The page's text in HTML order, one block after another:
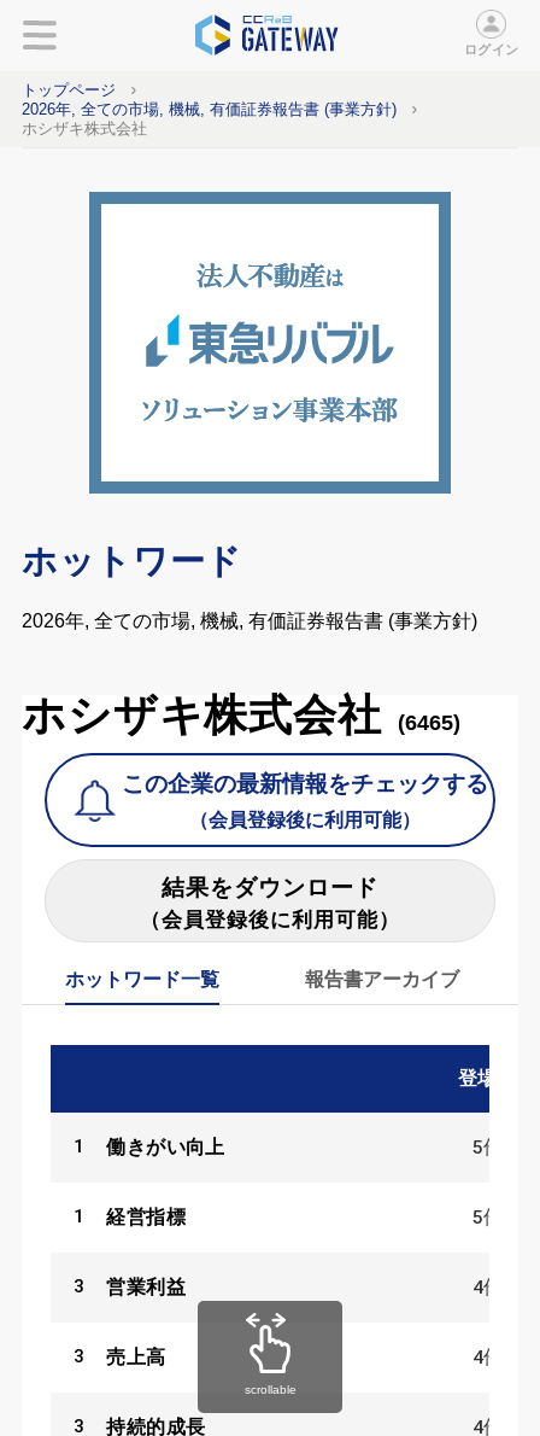
ログイン
トップページ
2026年, 全ての市場, 機械, 有価証券報告書 (事業方針)
ホシザキ株式会社
ホットワード
2026年, 全ての市場, 機械, 有価証券報告書 (事業方針)
ホシザキ株式会社 (6465)
この企業の最新情報をチェックする
（会員登録後に利用可能）
結果をダウンロード
（会員登録後に利用可能）
ホットワード一覧 報告書アーカイブ
登場数
1 働きがい向上 5件
1 経営指標 5件
3 営業利益 4件
3 売上高 4件
3 持続的成長 4件
scrollable